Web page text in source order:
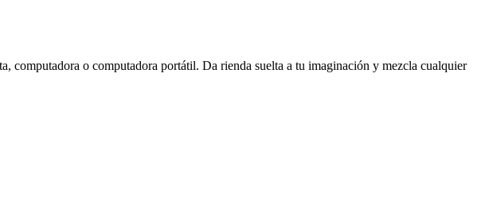
computadora o computadora portátil. Da rienda suelta a tu imaginación y mezcla cualquier